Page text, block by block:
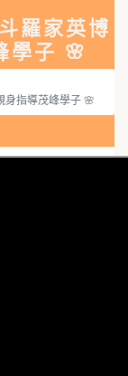
羅家英博
學子 🌸
身指導茂峰學子 🌸